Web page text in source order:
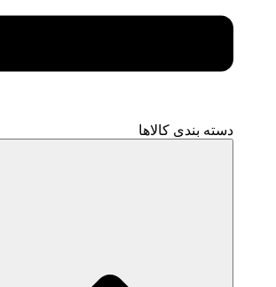
دسته بندی کالاها